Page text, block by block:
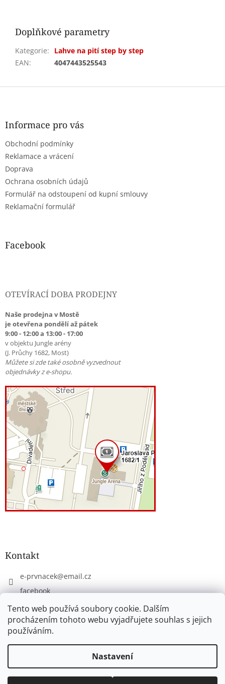
Tento web používá soubory cookie. Dalším
procházením tohoto webu vyjadřujete souhlas s jejich
používáním.
Nastavení
Doplňkové parametry
Kategorie:
Lahve na pití step by step
EAN: 4047443525543
Z
Informace pro vás
Obchodní podmínky
Reklamace a vrácení
Doprava
Ochrana osobních údajů
Formulář na odstoupení od kupní smlouvy
Reklamační formulář
Facebook
OTEVÍRACÍ DOBA PRODEJNY
Naše prodejna v Mostě
je otevřena pondělí až pátek
9:00 - 12:00 a 13:00 - 17:00
v objektu Jungle arény
(J. Průchy 1682, Most)
Můžete si zde také osobně vyzvednout
objednávky z e-shopu.
Kontakt
e-prvnacek@email.cz
facebook
eprvnacek
Copyright 2026www.e-prvnacek.cz. Všechna práva